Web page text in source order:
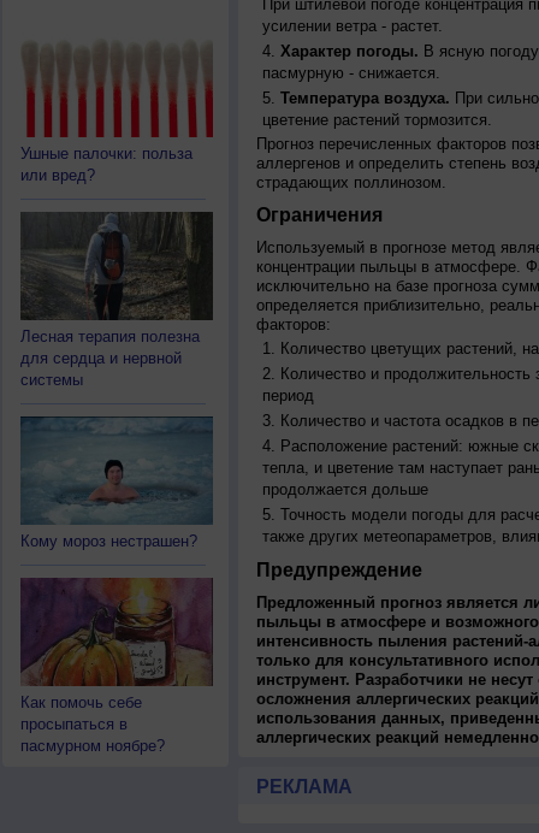
Ушные палочки: польза
или вред?
Лесная терапия полезна
для сердца и нервной
системы
Кому мороз нестрашен?
Как помочь себе
просыпаться в
пасмурном ноябре?
При штилевой погоде
усилении ветра - растет.
Характер погоды. В ясную
пасмурную - снижается.
Температура воздуха. При
цветение растений тормозится.
Прогноз перечисленных факторов
аллергенов и определить степень
страдающих поллинозом.
Ограничения
Используемый в прогнозе метод
концентрации пыльцы в атмосфере.
исключительно на базе прогноза
определяется приблизительно,
факторов:
Количество цветущих растений,
Количество и продолжительность
период
Количество и частота осадков в
Расположение растений: южные
тепла, и цветение там наступает
продолжается дольше
Точность модели погоды для
также других метеопараметров,
Предупреждение
Предложенный прогноз является
пыльцы в атмосфере и
интенсивность пыления растений-
только для консультативного
инструмент. Разработчики не
осложнения аллергических
использования данных,
аллергических реакций
РЕКЛАМА